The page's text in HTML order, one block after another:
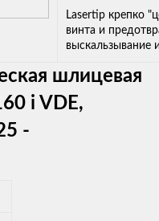
Lasertip крепко
винта и
выскальзывание
шлицевая
i VDE,
-